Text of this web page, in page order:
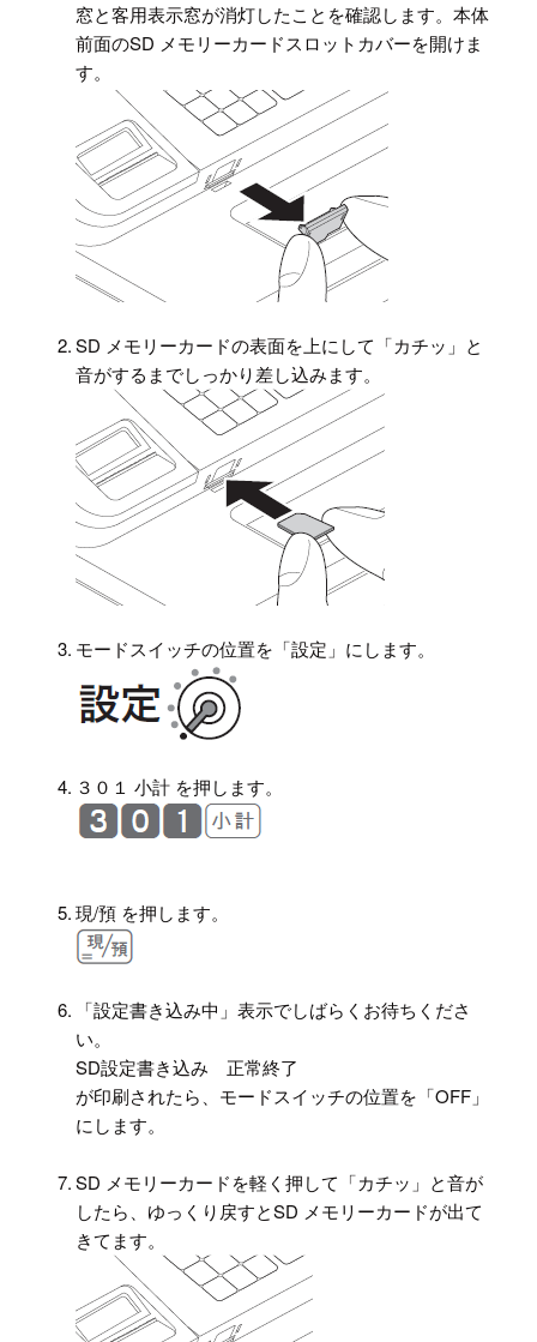
窓と客用表示窓が消灯したことを確認します。本体
前面のSD メモリーカードスロットカバーを開けま
す。
2. SD メモリーカードの表面を上にして「カチッ」と
音がするまでしっかり差し込みます。
3. モードスイッチの位置を「設定」にします。
4. ３０１ 小計 を押します。
5. 現/預 を押します。
6.
「設定書き込み中」表示でしばらくお待ちくださ
い。
SD設定書き込み 正常終了
が印刷されたら、モードスイッチの位置を「OFF」
にします。
7. SD メモリーカードを軽く押して「カチッ」と音が
したら、ゆっくり戻すとSD メモリーカードが出て
きてます。